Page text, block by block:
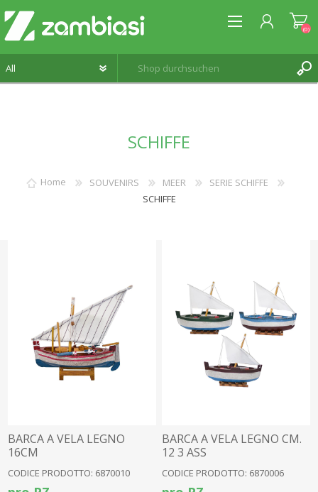
(0)
SCHIFFE
Home SOUVENIRS MEER
SERIE SCHIFFE
SCHIFFE
BARCA A VELA LEGNO
16CM
CODICE PRODOTTO: 6870010
BARCA A VELA LEGNO CM.
12 3 ASS
CODICE PRODOTTO: 6870006